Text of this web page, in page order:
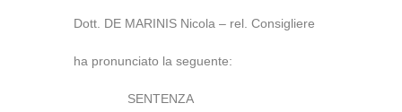
Dott. DE MARINIS Nicola – rel. Consigliere
ha pronunciato la seguente:
SENTENZA